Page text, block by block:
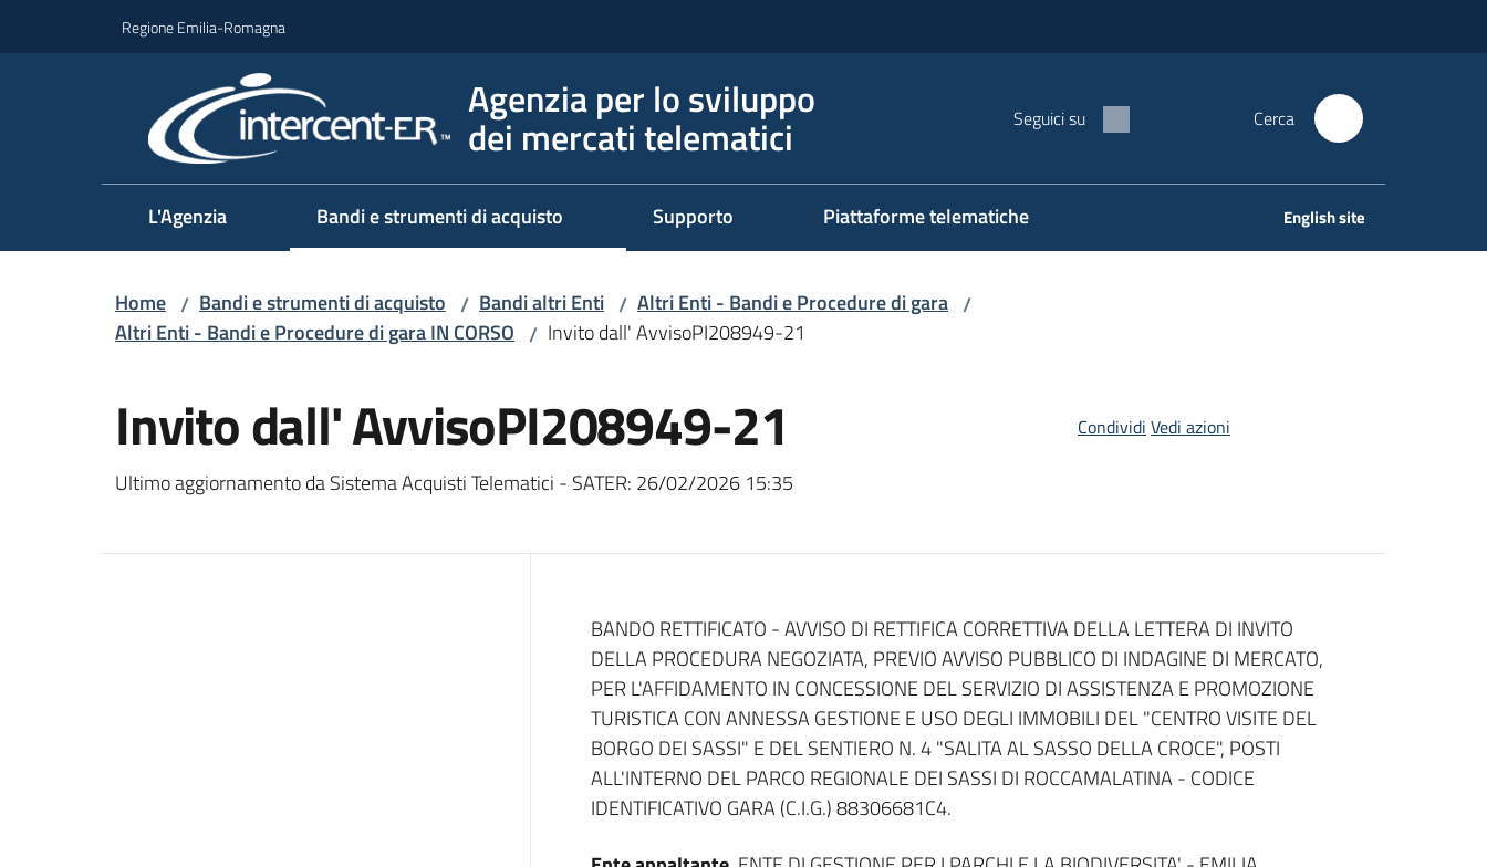
Regione Emilia-Romagna
Agenzia per lo sviluppo
dei mercati telematici Seguici su Cerca
L'Agenzia Bandi e strumenti di acquisto Supporto Piattaforme telematiche English site
Home / Bandi e strumenti di acquisto / Bandi altri Enti / Altri Enti - Bandi e Procedure di gara /
Altri Enti - Bandi e Procedure di gara IN CORSO / Invito dall' AvvisoPI208949-21
Invito dall' AvvisoPI208949-21
Ultimo aggiornamento da Sistema Acquisti Telematici - SATER: 26/02/2026 15:35
Condividi Vedi azioni
Dati del bando
BANDO RETTIFICATO - AVVISO DI RETTIFICA CORRETTIVA DELLA LETTERA DI INVITO
DELLA PROCEDURA NEGOZIATA, PREVIO AVVISO PUBBLICO DI INDAGINE DI MERCATO,
PER L'AFFIDAMENTO IN CONCESSIONE DEL SERVIZIO DI ASSISTENZA E PROMOZIONE
TURISTICA CON ANNESSA GESTIONE E USO DEGLI IMMOBILI DEL "CENTRO VISITE DEL
BORGO DEI SASSI" E DEL SENTIERO N. 4 "SALITA AL SASSO DELLA CROCE", POSTI
ALL'INTERNO DEL PARCO REGIONALE DEI SASSI DI ROCCAMALATINA - CODICE
IDENTIFICATIVO GARA (C.I.G.) 88306681C4.